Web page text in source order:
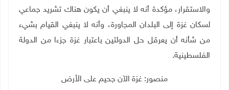
والاستقرار، مؤكدة أنه لا ينبغي أن يكون هناك تشريد جماعي
لسكان غزة إلى البلدان المجاورة، وأنه لا ينبغي القيام بشيء
من شأنه أن يعرقل حل الدولتين باعتبار غزة جزءا من الدولة
الفلسطينية.
منصور: غزة الآن جحيم على الأرض